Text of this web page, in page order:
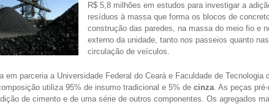
R$ 5,8 milhões em estudos para investigar a
resíduos à massa que forma os blocos de
construção das paredes, na massa do meio fio e
externo da unidade, tanto nos passeios quanto
circulação de veículos.
em parceria a Universidade Federal do Ceará e Faculdade de Tecnologia
utiliza 95% de insumo tradicional e 5% de cinza. As peças
de cimento e de uma série de outros componentes. Os agregados